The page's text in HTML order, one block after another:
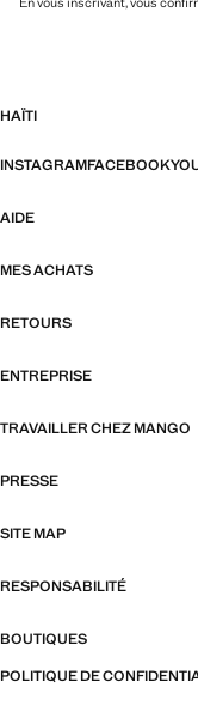
HAÏTI
INSTAGRAMFACEBOOK
AIDE
MES ACHATS
RETOURS
ENTREPRISE
TRAVAILLER CHEZ MANGO
PRESSE
SITE MAP
RESPONSABILITÉ
BOUTIQUES
POLITIQUE DE